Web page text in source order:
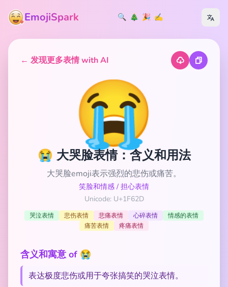
EmojiSpark 🔍 🎄 🎉 ✍️
← 发现更多表情 with AI
😭
😭 大哭脸表情：含义和用法
大哭脸emoji表示强烈的悲伤或痛苦。
笑脸和情感 / 担心表情
Unicode: U+1F62D
哭泣表情 悲伤表情 悲痛表情 心碎表情
情感的表情
痛苦表情
疼痛表情
含义和寓意 of 😭
表达极度悲伤或用于夸张搞笑的哭泣表情。